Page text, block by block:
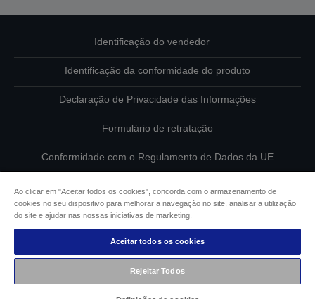
Identificação do vendedor
Identificação da conformidade do produto
Declaração de Privacidade das Informações
Formulário de retratação
Conformidade com o Regulamento de Dados da UE
Informações sobre cookies
Compromisso da Epson para com a acessibilidade
Copyright © 2026 Seiko Epson
Ao clicar em "Aceitar todos os cookies", concorda com o armazenamento de
cookies no seu dispositivo para melhorar a navegação no site, analisar a utilização
do site e ajudar nas nossas iniciativas de marketing.
Aceitar todos os cookies
Rejeitar Todos